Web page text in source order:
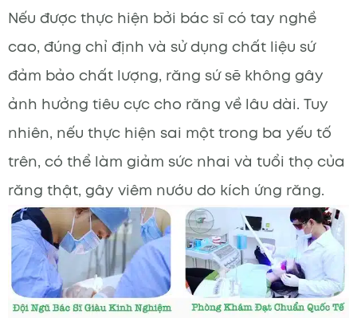
Nếu được thực hiện bởi bác sĩ có tay nghề
cao, đúng chỉ định và sử dụng chất liệu sứ
đảm bảo chất lượng, răng sứ sẽ không gây
ảnh hưởng tiêu cực cho răng về lâu dài. Tuy
nhiên, nếu thực hiện sai một trong ba yếu tố
trên, có thể làm giảm sức nhai và tuổi thọ của
răng thật, gây viêm nướu do kích ứng răng.